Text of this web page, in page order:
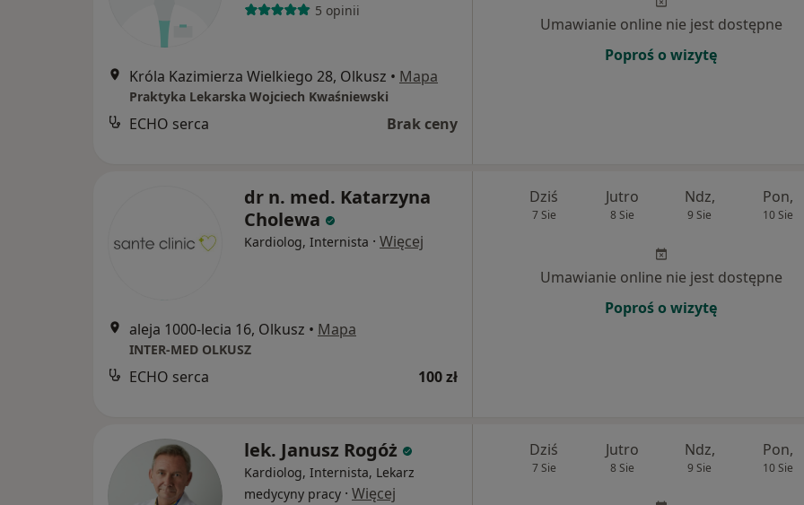
5 opinii
Króla Kazimierza Wielkiego 28, Olkusz • Mapa
Praktyka Lekarska Wojciech Kwaśniewski
ECHO serca Brak ceny
Umawianie online nie jest dostępne
Poproś o wizytę
dr n. med. Katarzyna
Cholewa
Kardiolog, Internista · Więcej
aleja 1000-lecia 16, Olkusz • Mapa
INTER-MED OLKUSZ
ECHO serca 100 zł
Dziś
7 Sie
Jutro
8 Sie
Ndz,
9 Sie
Pon,
10 Sie
Umawianie online nie jest dostępne
Poproś o wizytę
lek. Janusz Rogóż
Kardiolog, Internista, Lekarz
medycyny pracy · Więcej
Dziś
7 Sie
Jutro
8 Sie
Ndz,
9 Sie
Pon,
10 Sie